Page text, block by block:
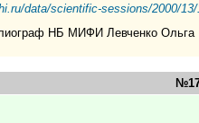
data/scientific-sessions/2000/
НБ МИФИ Левченко Ольга